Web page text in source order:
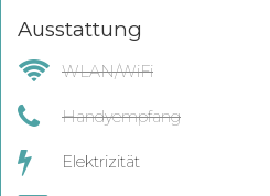
Ausstattung
WLAN/WiFi
Handyempfang
Elektrizität